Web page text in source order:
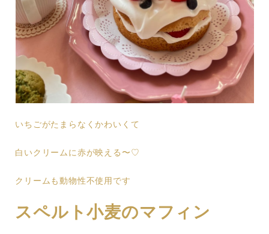
いちごがたまらなくかわいくて
白いクリームに赤が映える〜♡
クリームも動物性不使用です
スペルト小麦のマフィン